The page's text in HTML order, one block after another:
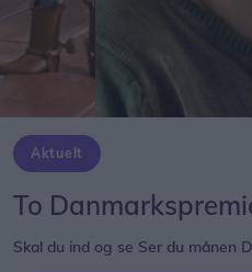
Aktuelt
To
Skal du ind og se Ser du månen